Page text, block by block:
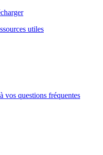
utiles
vos questions fréquentes